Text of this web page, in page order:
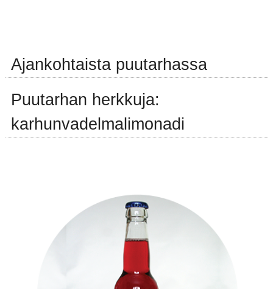
Ajankohtaista puutarhassa
Puutarhan herkkuja:
karhunvadelmalimonadi